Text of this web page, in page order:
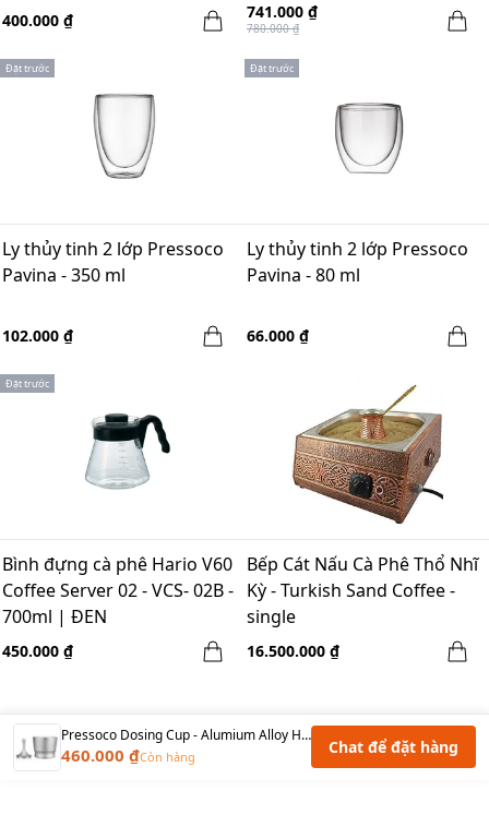
400.000 ₫ 741.000 ₫
780.000 ₫
Đặt trước
Ly thủy tinh 2 lớp Pressoco
Pavina - 350 ml
102.000 ₫
Đặt trước
Ly thủy tinh 2 lớp Pressoco
Pavina - 80 ml
66.000 ₫
Đặt trước
Bình đựng cà phê Hario V60
Coffee Server 02 - VCS- 02B -
700ml | ĐEN
450.000 ₫
Bếp Cát Nấu Cà Phê Thổ Nhĩ
Kỳ - Turkish Sand Coffee -
single
16.500.000 ₫
Pressoco Dosing Cup - Alumium Alloy Holder 58mm/EK43 - Bạc
460.000 ₫Còn hàng Chat để đặt hàng